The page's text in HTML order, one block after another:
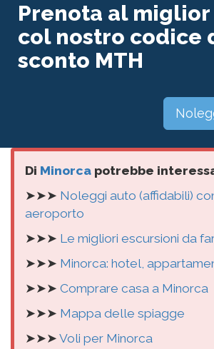
Prenota al miglior
col nostro codice
sconto MTH
Di Minorca potrebbe
➤➤➤ Noleggi auto (affidabili)
aeroporto
➤➤➤ Le migliori escursioni da
➤➤➤ Minorca: hotel,
➤➤➤ Comprare casa a Minorca
➤➤➤ Mappa delle spiagge
➤➤➤ Voli per Minorca